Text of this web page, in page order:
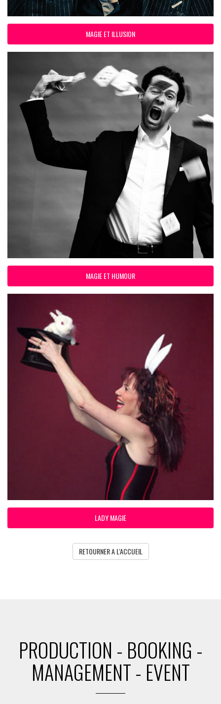
MAGIE ET ILLUSION
MAGIE ET HUMOUR
LADY MAGIE
RETOURNER A L'ACCUEIL
PRODUCTION - BOOKING -
MANAGEMENT - EVENT